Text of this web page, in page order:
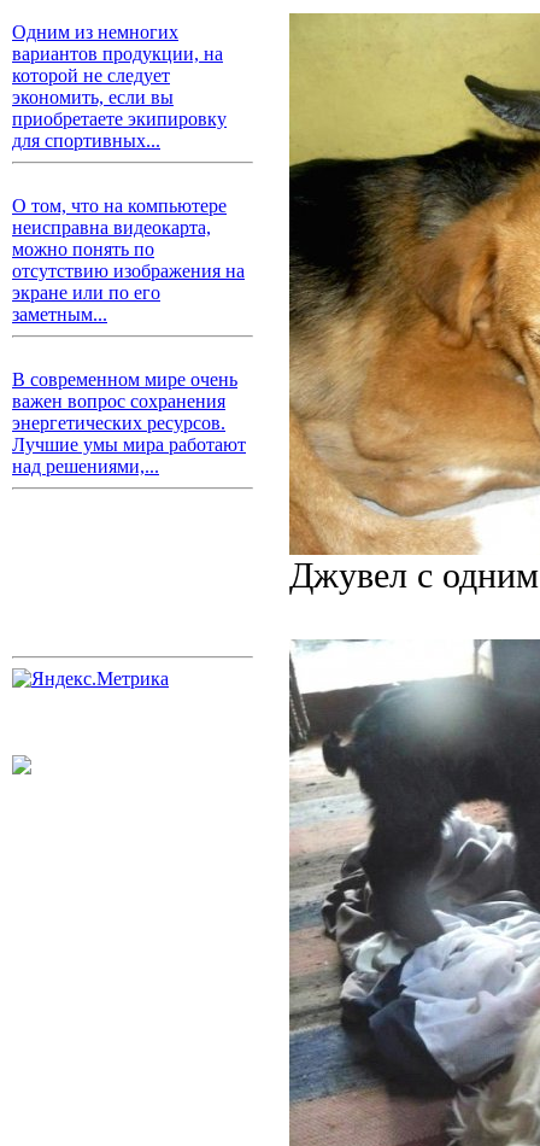
Одним из немногих
вариантов продукции, на
которой не следует
экономить, если вы
приобретаете экипировку
для спортивных...
О том, что на компьютере
неисправна видеокарта,
можно понять по
отсутствию изображения на
экране или по его
заметным...
В современном мире очень
важен вопрос сохранения
энергетических ресурсов.
Лучшие умы мира работают
над решениями,...
Джувел с